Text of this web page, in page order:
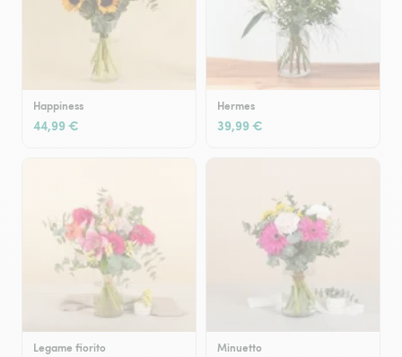
Happiness
44,99 €
Hermes
39,99 €
Legame fiorito Minuetto